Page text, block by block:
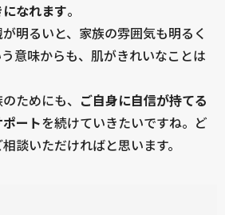
なれます。
明るいと、家族の雰囲気も明るく
意味からも、肌がきれいなことは
ためにも、
ご自身に自信が持てる
ートを続けていきたいですね。ど
談いただければと思います。